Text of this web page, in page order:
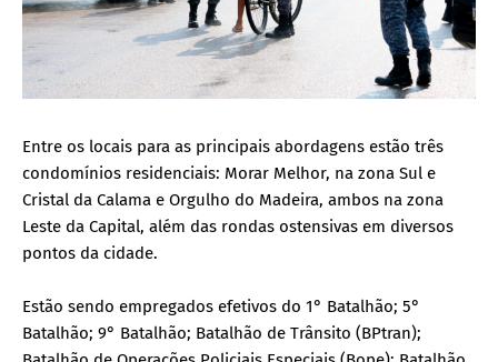
Entre os locais para as principais abordagens estão três
condomínios residenciais: Morar Melhor, na zona Sul e
Cristal da Calama e Orgulho do Madeira, ambos na zona
Leste da Capital, além das rondas ostensivas em diversos
pontos da cidade.
Estão sendo empregados efetivos do 1° Batalhão; 5°
Batalhão; 9° Batalhão; Batalhão de Trânsito (BPtran);